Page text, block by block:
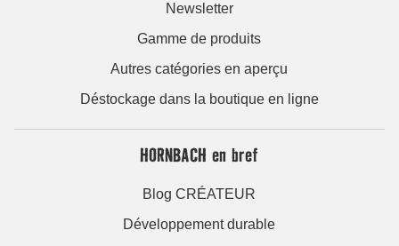
Newsletter
Gamme de produits
Autres catégories en aperçu
Déstockage dans la boutique en ligne
HORNBACH en bref
Blog CRÉATEUR
Développement durable